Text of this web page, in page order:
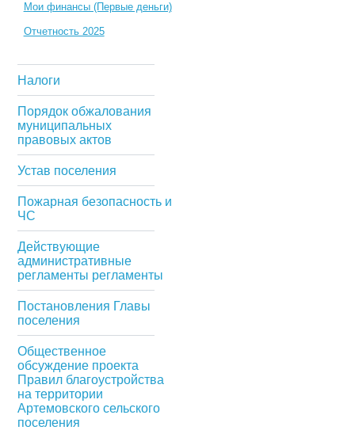
Мои финансы (Первые деньги)
Отчетность 2025
Налоги
Порядок обжалования
муниципальных
правовых актов
Устав поселения
Пожарная безопасность и
ЧС
Действующие
административные
регламенты регламенты
Постановления Главы
поселения
Общественное
обсуждение проекта
Правил благоустройства
на территории
Артемовского сельского
поселения